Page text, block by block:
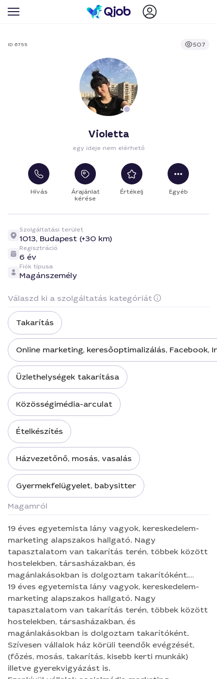
ID 6755 507
Violetta
egy ideje nem elérhető
Hívás
Árajánlat
kérése
Értékelj Egyéb
Szolgáltatási terület
1013, Budapest (+30 km)
Regisztráció
6 év
Fiók típusa
Magánszemély
Válaszd ki a szolgáltatás kategóriát
Takarítás
Online marketing, keresőoptimalizálás, Facebook,
Üzlethelységek takarítása
Közösségimédia-arculat
Ételkészítés
Házvezetőnő, mosás, vasalás
Gyermekfelügyelet, babysitter
Magamról
19 éves egyetemista lány vagyok, kereskedelem-
marketing alapszakos hallgató. Nagy
tapasztalatom van takarítás terén, többek között
hostelekben, társasházakban, és
magánlakásokban is dolgoztam takarítóként.
Szívesen vállalok ház körüli teendők evégzését,
(főzés, mosás, takarítás, kisebb kerti munkák)
illetve gyerekvigyázást is. Ezenkívül vállalok
socialmédia marketing tevékenységeket is, kisebb
grafikai munkákat, ezenkívül nagy tapasztalattal
rendelkezem Photoshop és Illustrator terén.
19 éves egyetemista lány vagyok, kereskedelem-
marketing alapszakos hallgató. Nagy
tapasztalatom van takarítás terén, többek között
hostelekben, társasházakban, és
magánlakásokban is dolgoztam takarítóként.
Szívesen vállalok ház körüli teendők evégzését,
(főzés, mosás, takarítás, kisebb kerti munkák)
illetve gyerekvigyázást is.